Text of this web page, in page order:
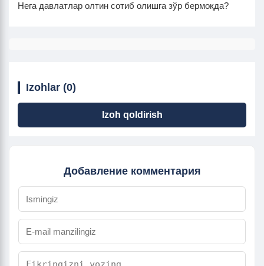
Нега давлатлар олтин сотиб олишга зўр бермоқда?
Izohlar (0)
Izoh qoldirish
Добавление комментария